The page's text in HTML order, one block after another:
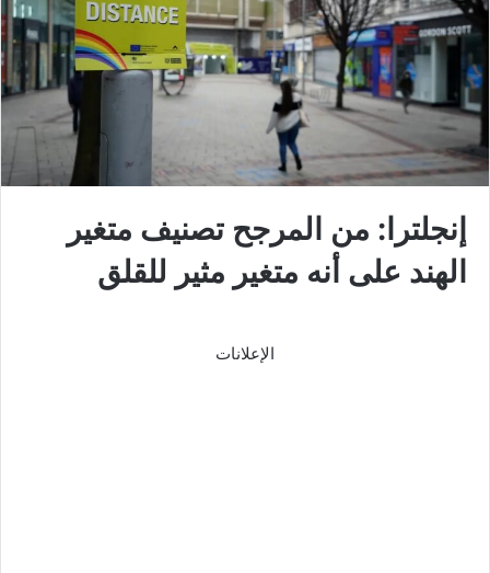
إنجلترا: من المرجح تصنيف متغير
الهند على أنه متغير مثير للقلق
الإعلانات